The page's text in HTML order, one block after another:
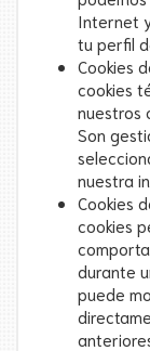
Internet
tu perfil
Cookies
cookies
nuestros
Son
nuestra
Cookies
cookies
durante
puede